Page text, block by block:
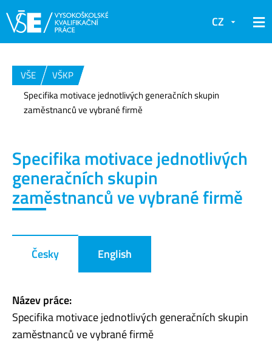
CZ
VŠE
VŠKP
Specifika motivace jednotlivých generačních skupin
zaměstnanců ve vybrané firmě
Specifika motivace jednotlivých
generačních skupin
zaměstnanců ve vybrané firmě
Česky English
Název práce:
Specifika motivace jednotlivých generačních skupin
zaměstnanců ve vybrané firmě